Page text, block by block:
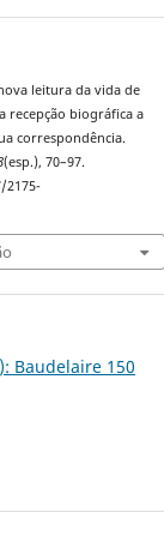
leitura da vida de
recepção biográfica a
correspondência.
(esp.), 70–97.
2175-
Baudelaire 150